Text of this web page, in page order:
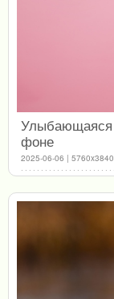
Улыбающаяся
фоне
2025-06-06 | 5760x3840